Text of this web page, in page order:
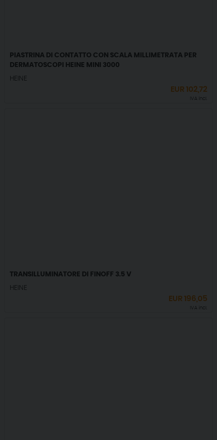
PIASTRINA DI CONTATTO CON SCALA MILLIMETRATA PER
DERMATOSCOPI HEINE MINI 3000
HEINE
EUR102,72
IVA incl.
TRANSILLUMINATORE DI FINOFF 3.5 V
HEINE
EUR196,05
IVA incl.